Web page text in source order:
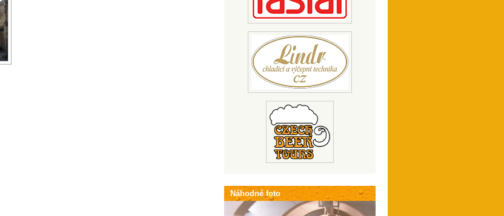
Náhodné foto